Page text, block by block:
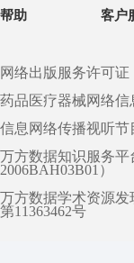
帮助 客户
网络出版服务许可
药品医疗器械网络信
信息网络传播视听节
万方数据知识服务平
2006BAH03B01）
万方数据学术资源
第11363462号